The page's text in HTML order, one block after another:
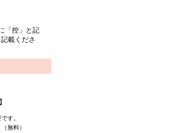
「控」と記
載くださ
す。
無料）